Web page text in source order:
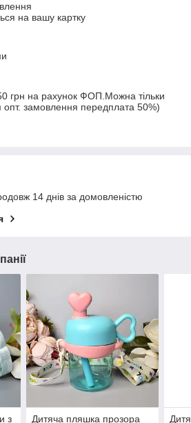
на вашу картку
грн на рахунок ФОП.Можна тільки
замовлення передплата 50%)
14 днів за домовленістю
з
Дитяча пляшка прозора